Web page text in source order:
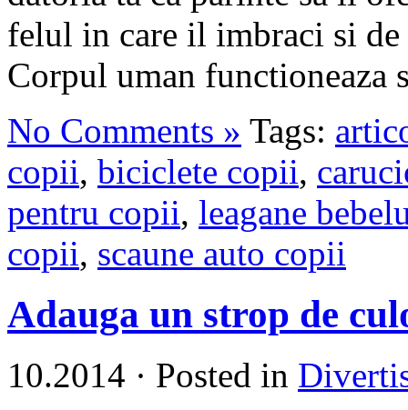
felul in care il imbraci si
Corpul uman functioneaza
No Comments » Tags:
copii, biciclete copii,
pentru copii, leagane
copii, scaune auto copii
Adauga un strop de
10.2014 · Posted in